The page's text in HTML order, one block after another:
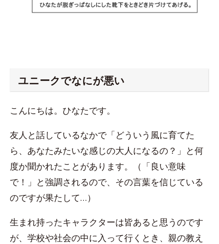
ユニークでなにが悪い
こんにちは。ひなたです。
友人と話しているなかで「どういう風に育てた
ら、あなたみたいな感じの大人になるの？」と何
度か聞かれたことがあります。（「良い意味
で！」と強調されるので、その言葉を信じている
のですが果たして…）
生まれ持ったキャラクターは皆あると思うのです
が、学校や社会の中に入って行くとき、親の教え